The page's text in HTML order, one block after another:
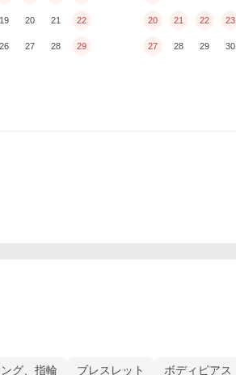
19 20 21 22
26 27 28 29
20 21 22 23
27 28 29 30
ング、指輪 ブレスレット ボディピアス